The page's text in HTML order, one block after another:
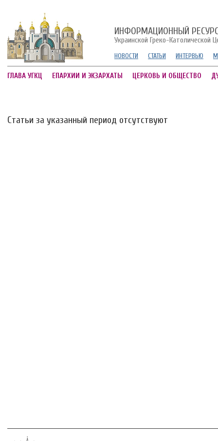
ИНФОРМАЦИОННЫЙ
Украинской Греко-Католической
НОВОСТИ СТАТЬИ ИНТЕРВЬЮ
ГЛАВА УГКЦ ЕПАРХИИ И ЭКЗАРХАТЫ ЦЕРКОВЬ И ОБЩЕСТВО
Статьи за указанный период отсутствуют